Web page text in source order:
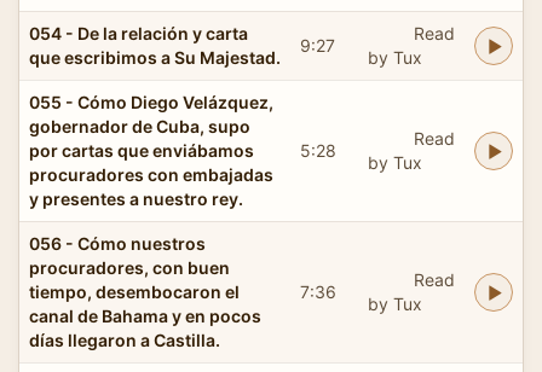
054 - De la relación y carta
que escribimos a Su Majestad.
9:27
Read
by Tux
055 - Cómo Diego Velázquez,
gobernador de Cuba, supo
por cartas que enviábamos
procuradores con embajadas
y presentes a nuestro rey.
5:28
Read
by Tux
056 - Cómo nuestros
procuradores, con buen
tiempo, desembocaron el
canal de Bahama y en pocos
días llegaron a Castilla.
7:36
Read
by Tux